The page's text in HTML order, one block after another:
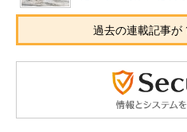
過去の連載記事が